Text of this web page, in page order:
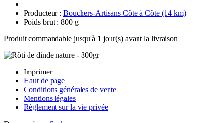
Producteur : Bouchers-Artisans Côte à Côte (14 km)
Poids brut : 800 g
Produit commandable jusqu'à 1 jour(s) avant la livraison
Imprimer
Haut de page
Conditions générales de vente
Mentions légales
Règlement sur la vie privée